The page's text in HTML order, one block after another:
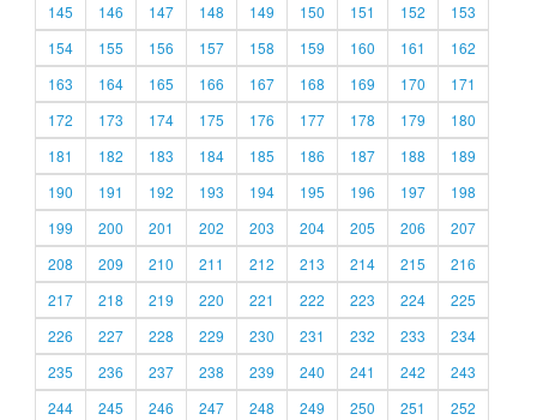
145
146 147 148 149 150 151 152
153
154
155 156 157 158 159 160 161
162
163
164 165 166 167 168 169 170
171
172
173 174 175 176 177 178 179
180
181
182 183 184 185 186 187 188
189
190
191 192 193 194 195 196 197
198
199
200 201 202 203 204 205 206
207
208
209 210 211 212 213 214 215
216
217
218 219 220 221 222 223 224
225
226
227 228 229 230 231 232 233
234
235
236 237 238 239 240 241 242
243
244
245 246 247 248 249 250 251 252